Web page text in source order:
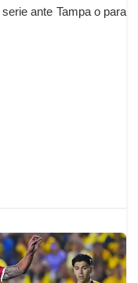
ante Tampa o para